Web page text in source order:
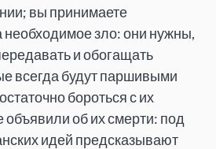
вы принимаете
необходимое зло: они нужны,
и обогащать
всегда будут паршивыми
бороться с их
об их смерти: под
идей предсказывают